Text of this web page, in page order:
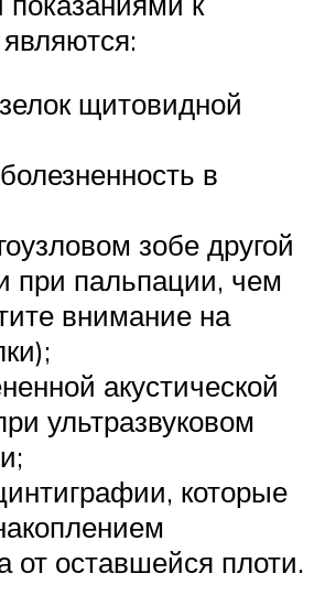
щитовидной
в
зобе другой
при пальпации, чем
внимание на
акустической
ультразвуковом
которые
от оставшейся плоти.